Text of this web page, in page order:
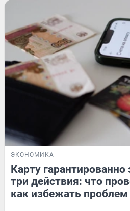
ЭКОНОМИКА
Карту
три действия: что
как избежать проблем